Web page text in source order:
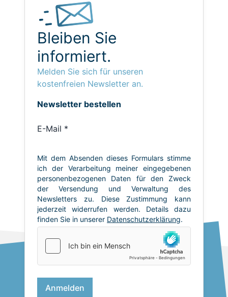
Bleiben Sie
informiert.
Melden Sie sich für unseren
kostenfreien Newsletter an.